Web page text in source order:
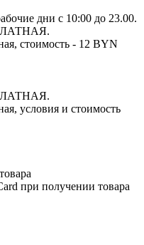
дни с 10:00 до 23.00.
стоимость - 12 BYN
условия и стоимость
при получении товара